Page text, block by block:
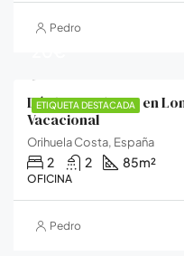
Pedro
ETIQUETA DESTACADA
Dúplex Moderno en
Vacacional
Orihuela Costa, España
2 2 85m²
OFICINA
Pedro